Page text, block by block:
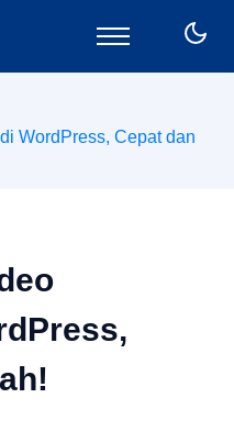
WordPress, Cepat dan